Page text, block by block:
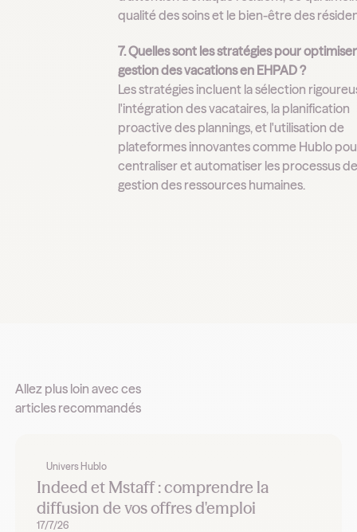
qualité des soins et le bien-être des
7. Quelles sont les stratégies pour
gestion des vacations en EHPAD ?
Les stratégies incluent la sélection
l'intégration des vacataires, la planification
proactive des plannings, et l'utilisation de
plateformes innovantes comme Hublo
centraliser et automatiser les processus
gestion des ressources humaines.
Allez plus loin avec ces
articles recommandés
Univers Hublo
Indeed et Mstaff : comprendre la
diffusion de vos offres d'emploi
17/7/26